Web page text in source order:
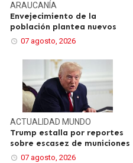
ARAUCANÍA
Envejecimiento de la
población plantea nuevos
07 agosto, 2026
ACTUALIDAD MUNDO
Trump estalla por reportes
sobre escasez de municiones
07 agosto, 2026